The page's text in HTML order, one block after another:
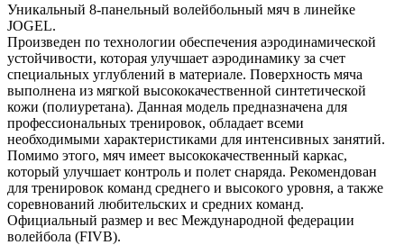
Уникальный 8-панельный волейбольный мяч в линейке
JOGEL.
Произведен по технологии обеспечения аэродинамической
устойчивости, которая улучшает аэродинамику за счет
специальных углублений в материале. Поверхность мяча
выполнена из мягкой высококачественной синтетической
кожи (полиуретана). Данная модель предназначена для
профессиональных тренировок, обладает всеми
необходимыми характеристиками для интенсивных занятий.
Помимо этого, мяч имеет высококачественный каркас,
который улучшает контроль и полет снаряда. Рекомендован
для тренировок команд среднего и высокого уровня, а также
соревнований любительских и средних команд.
Официальный размер и вес Международной федерации
волейбола (FIVB).